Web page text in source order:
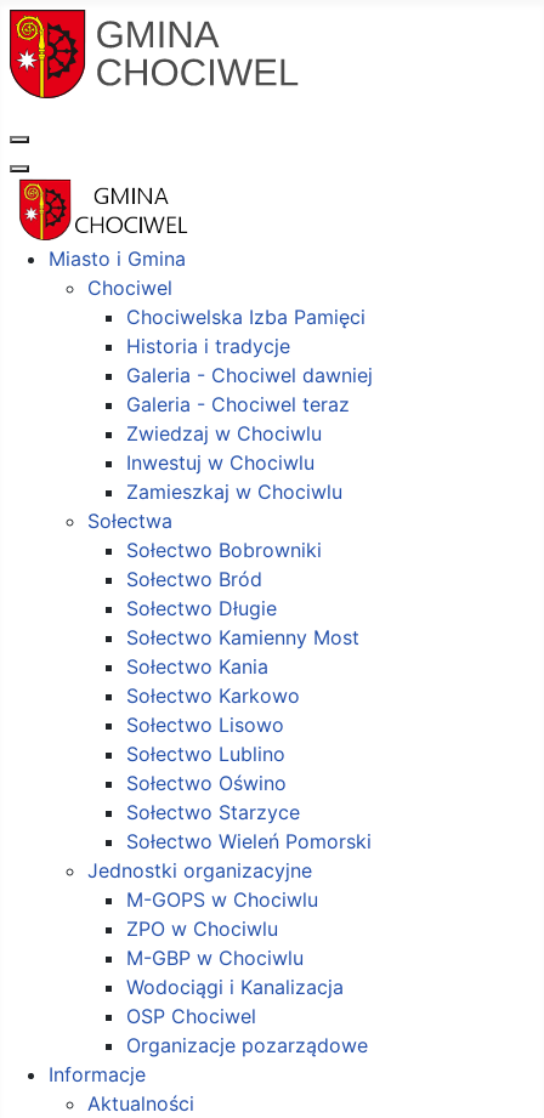
Miasto i Gmina
Chociwel
Chociwelska Izba Pamięci
Historia i tradycje
Galeria - Chociwel dawniej
Galeria - Chociwel teraz
Zwiedzaj w Chociwlu
Inwestuj w Chociwlu
Zamieszkaj w Chociwlu
Sołectwa
Sołectwo Bobrowniki
Sołectwo Bród
Sołectwo Długie
Sołectwo Kamienny Most
Sołectwo Kania
Sołectwo Karkowo
Sołectwo Lisowo
Sołectwo Lublino
Sołectwo Oświno
Sołectwo Starzyce
Sołectwo Wieleń Pomorski
Jednostki organizacyjne
M-GOPS w Chociwlu
ZPO w Chociwlu
M-GBP w Chociwlu
Wodociągi i Kanalizacja
OSP Chociwel
Organizacje pozarządowe
Informacje
Aktualności